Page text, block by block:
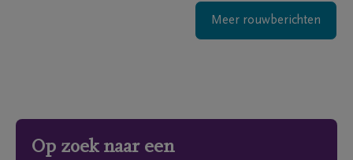
Meer rouwberichten
Op zoek naar een